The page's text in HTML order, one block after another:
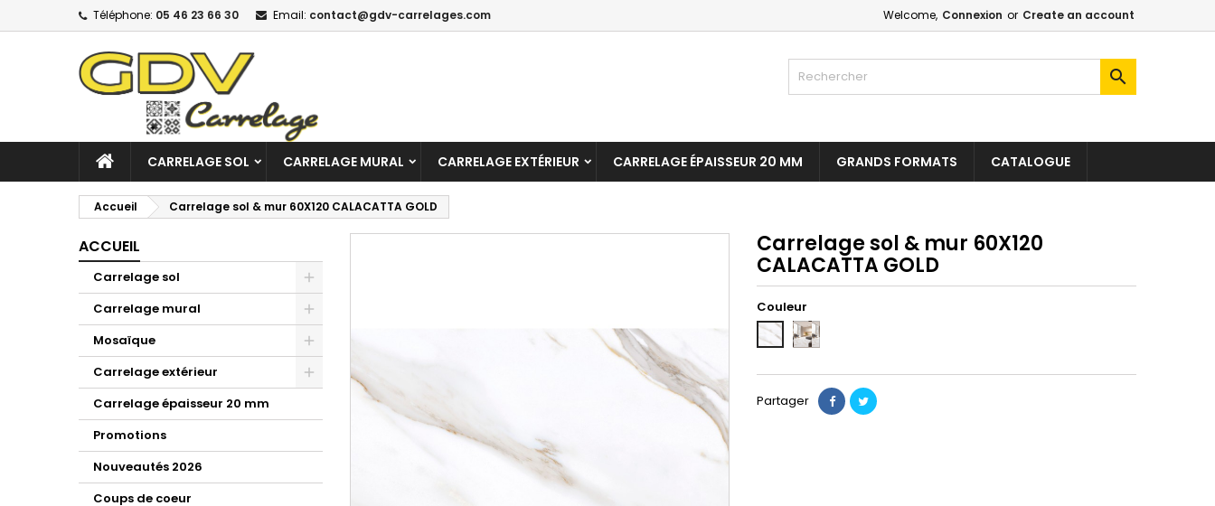
Téléphone: 05 46 23 66 30 Email: contact@gdv-carrelages.com Welcome, Connexion or Create an account

CARRELAGE SOL CARRELAGE MURAL CARRELAGE EXTÉRIEUR CARRELAGE ÉPAISSEUR 20 MM GRANDS FORMATS CATALOGUE
Accueil Carrelage sol & mur 60X120 CALACATTA GOLD
ACCUEIL
Carrelage sol
Carrelage mural
Mosaïque
Carrelage extérieur
Carrelage épaisseur 20 mm
Promotions
Nouveautés 2026
Coups de coeur
Carrelage sol & mur 60X120
CALACATTA GOLD
Couleur
GOLD
60X120
AMBIANCE
2
Partager